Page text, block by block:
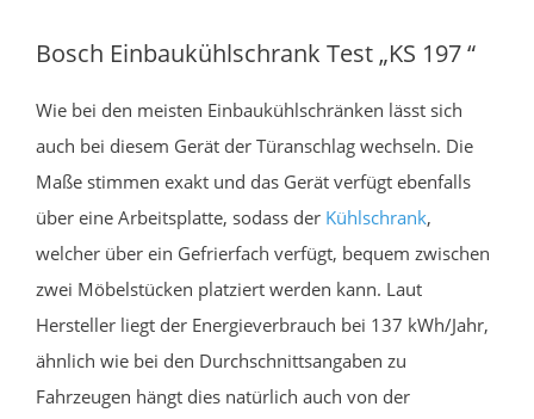
Bosch Einbaukühlschrank Test „KS 197 “
Wie bei den meisten Einbaukühlschränken lässt sich
auch bei diesem Gerät der Türanschlag wechseln. Die
Maße stimmen exakt und das Gerät verfügt ebenfalls
über eine Arbeitsplatte, sodass der Kühlschrank,
welcher über ein Gefrierfach verfügt, bequem zwischen
zwei Möbelstücken platziert werden kann. Laut
Hersteller liegt der Energieverbrauch bei 137 kWh/Jahr,
ähnlich wie bei den Durchschnittsangaben zu
Fahrzeugen hängt dies natürlich auch von der